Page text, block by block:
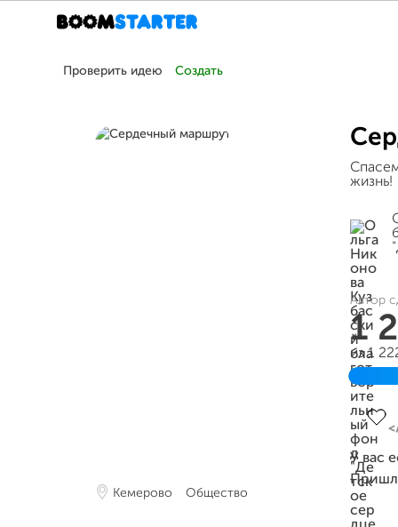
Проверить идею Создать
Кемерово Общество
жизнь!
Автор
1
из 1
У вас